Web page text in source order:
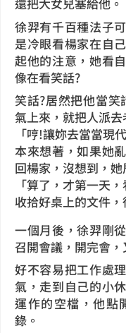
徐羿有千百種法子
是冷眼看楊家在自
起他的注意，她看
像在看笑話?
笑話?居然把他當
氣上來，就把人派去
「哼!讓妳去當當現
本來想著，如果她
回楊家，沒想到，
「算了，才第一天，
收拾好桌上的文件
一個月後，徐羿剛
召開會議，開完會
好不容易把工作處
氣，走到自己的小
運作的空檔，他點
錄。